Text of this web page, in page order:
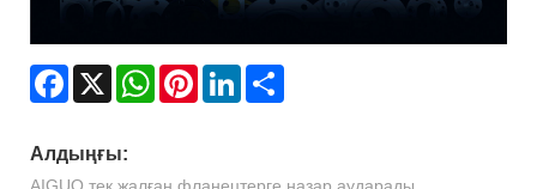
Facebook
X WhatsAppPinterestLinkedIn
Алдыңғы: